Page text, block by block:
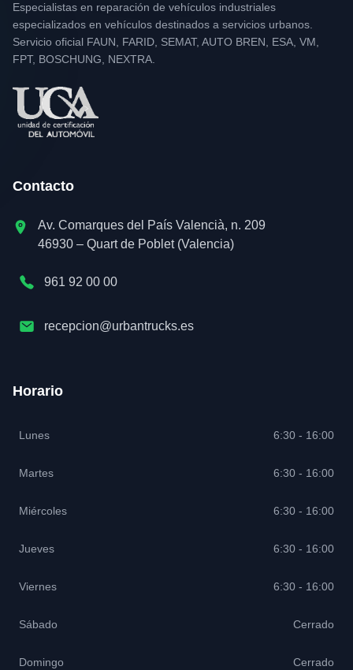
Especialistas en reparación de vehículos industriales
especializados en vehículos destinados a servicios urbanos.
Servicio oficial FAUN, FARID, SEMAT, AUTO BREN, ESA, VM,
FPT, BOSCHUNG, NEXTRA.
Contacto
Av. Comarques del País Valencià, n. 209
46930 – Quart de Poblet (Valencia)
961 92 00 00
recepcion@urbantrucks.es
Horario
Lunes 6:30 - 16:00
Martes 6:30 - 16:00
Miércoles 6:30 - 16:00
Jueves 6:30 - 16:00
Viernes 6:30 - 16:00
Sábado Cerrado
Domingo Cerrado